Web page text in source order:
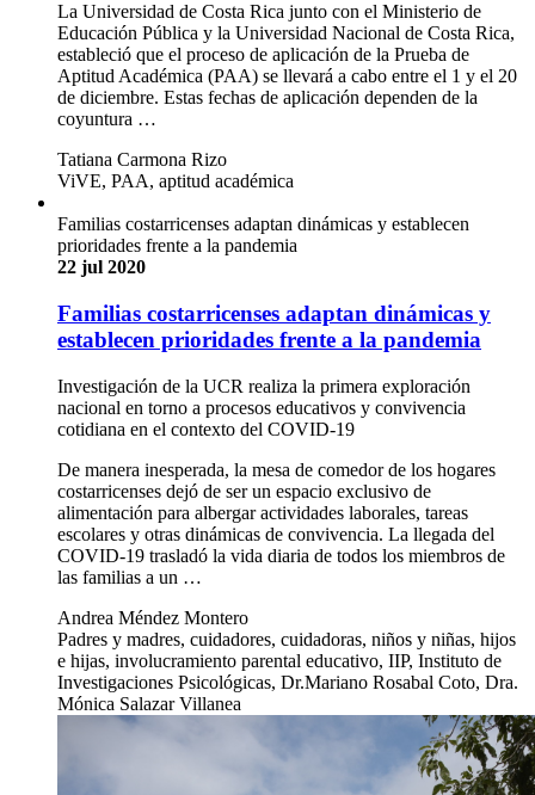
La Universidad de Costa Rica junto con el Ministerio de
Educación Pública y la Universidad Nacional de Costa Rica,
estableció que el proceso de aplicación de la Prueba de
Aptitud Académica (PAA) se llevará a cabo entre el 1 y el 20
de diciembre. Estas fechas de aplicación dependen de la
coyuntura …
Tatiana Carmona Rizo
ViVE, PAA, aptitud académica
Familias costarricenses adaptan dinámicas y establecen
prioridades frente a la pandemia
22 jul 2020
Familias costarricenses adaptan dinámicas y
establecen prioridades frente a la pandemia
Investigación de la UCR realiza la primera exploración
nacional en torno a procesos educativos y convivencia
cotidiana en el contexto del COVID-19
De manera inesperada, la mesa de comedor de los hogares
costarricenses dejó de ser un espacio exclusivo de
alimentación para albergar actividades laborales, tareas
escolares y otras dinámicas de convivencia. La llegada del
COVID-19 trasladó la vida diaria de todos los miembros de
las familias a un …
Andrea Méndez Montero
Padres y madres, cuidadores, cuidadoras, niños y niñas, hijos
e hijas, involucramiento parental educativo, IIP, Instituto de
Investigaciones Psicológicas, Dr.Mariano Rosabal Coto, Dra.
Mónica Salazar Villanea